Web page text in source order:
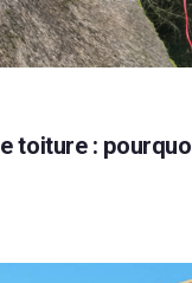
toiture :